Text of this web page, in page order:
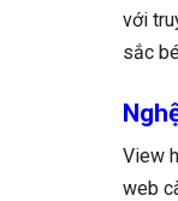
với
sắc
View
web